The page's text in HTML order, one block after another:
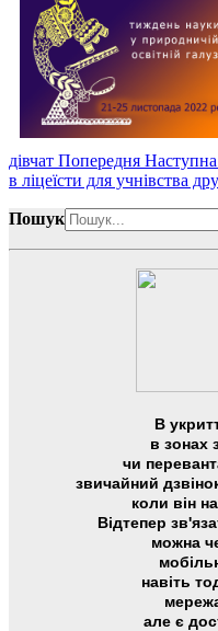
дівчат Попередня
в ліцеїсти для учнівства
Пошук
В
в зонах
чи
звичайний
коли він
Відтепер
можна
навіть
але є